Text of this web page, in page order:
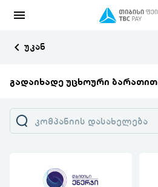
menu
keyboard_arrow_left უკან
გადაიხადე უცხოური ბარათით